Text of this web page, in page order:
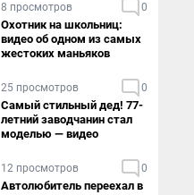
8 просмотров 0
Охотник на школьниц:
видео об одном из самых
жестоких маньяков
25 просмотров 0
Самый стильный дед! 77-
летний заводчанин стал
моделью — видео
12 просмотров 0
Автолюбитель переехал в